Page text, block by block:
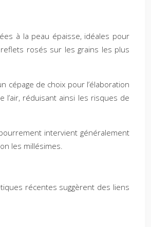
à la peau épaisse, idéales pour
rosés sur les grains les plus
cépage de choix pour l’élaboration
réduisant ainsi les risques de
intervient généralement
les millésimes.
récentes suggèrent des liens